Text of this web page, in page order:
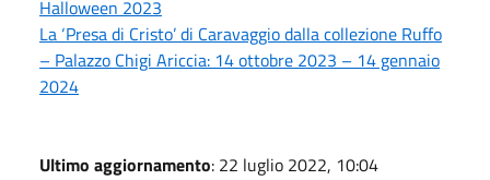
Halloween 2023
La ‘Presa di Cristo’ di Caravaggio dalla collezione Ruffo
– Palazzo Chigi Ariccia: 14 ottobre 2023 – 14 gennaio
2024
Ultimo aggiornamento: 22 luglio 2022, 10:04